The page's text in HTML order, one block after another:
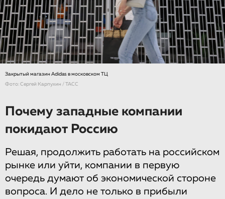
Закрытый магазин Adidas в московском ТЦ
Фото: Сергей Карпухин / ТАСС
Почему западные компании
покидают Россию
Решая, продолжить работать на российском
рынке или уйти, компании в первую
очередь думают об экономической стороне
вопроса. И дело не только в прибыли